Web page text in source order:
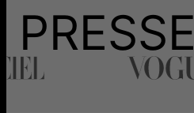
PRESSE